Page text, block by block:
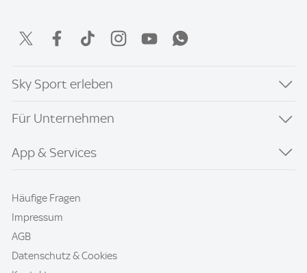
Sky Sport erleben
Für Unternehmen
App & Services
Häufige Fragen
Impressum
AGB
Datenschutz & Cookies